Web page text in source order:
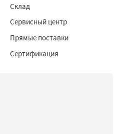
Склад
Сервисный центр
Прямые поставки
Сертификация